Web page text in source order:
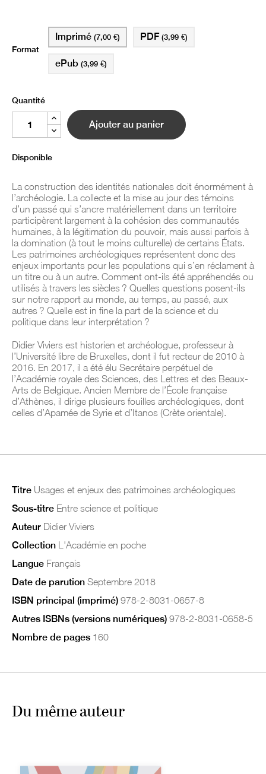
Format
Imprimé (7,00 €)
ePub (3,99 €)
PDF (3,99 €)
Quantité
Ajouter au panier
Disponible
La construction des identités nationales doit énormément à
l’archéologie. La collecte et la mise au jour des témoins
d’un passé qui s’ancre matériellement dans un territoire
participèrent largement à la cohésion des communautés
humaines, à la légitimation du pouvoir, mais aussi parfois à
la domination (à tout le moins culturelle) de certains États.
Les patrimoines archéologiques représentent donc des
enjeux importants pour les populations qui s’en réclament à
un titre ou à un autre. Comment ont-ils été appréhendés ou
utilisés à travers les siècles ? Quelles questions posent-ils
sur notre rapport au monde, au temps, au passé, aux
autres ? Quelle est in fine la part de la science et du
politique dans leur interprétation ?
Didier Viviers est historien et archéologue, professeur à
l’Université libre de Bruxelles, dont il fut recteur de 2010 à
2016. En 2017, il a été élu Secrétaire perpétuel de
l’Académie royale des Sciences, des Lettres et des Beaux-
Arts de Belgique. Ancien Membre de l’École française
d’Athènes, il dirige plusieurs fouilles archéologiques, dont
celles d’Apamée de Syrie et d’Itanos (Crète orientale).
Titre Usages et enjeux des patrimoines archéologiques
Sous-titre Entre science et politique
Auteur Didier Viviers
Collection L'Académie en poche
Langue Français
Date de parution Septembre 2018
ISBN principal (imprimé) 978-2-8031-0657-8
Autres ISBNs (versions numériques) 978-2-8031-0658-5
Nombre de pages 160
Du même auteur